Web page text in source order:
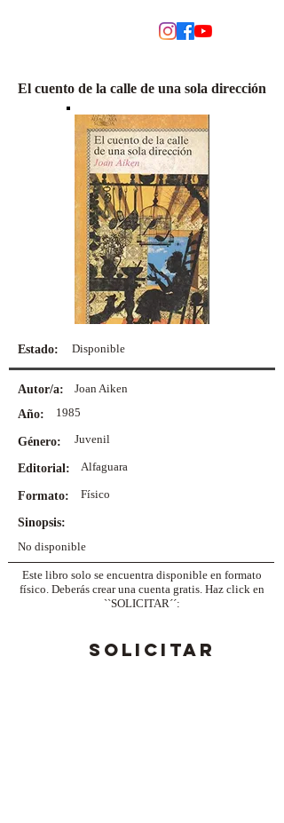
El cuento de la calle de una sola dirección
Estado: Disponible
Autor/a:
Joan Aiken
Año:
1985
Género: Juvenil
Alfaguara
Editorial:
Formato: Físico
Sinopsis:
No disponible
Este libro solo se encuentra disponible en formato
físico. Deberás crear una cuenta gratis. Haz click en
``SOLICITAR´´:
SOLICITAR